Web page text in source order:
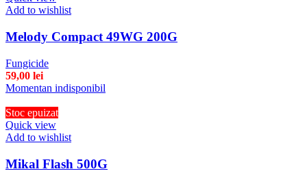
Add to wishlist
Melody Compact 49WG 200G
Fungicide
59,00 lei
Momentan indisponibil
Stoc epuizat
Quick view
Add to wishlist
Mikal Flash 500G